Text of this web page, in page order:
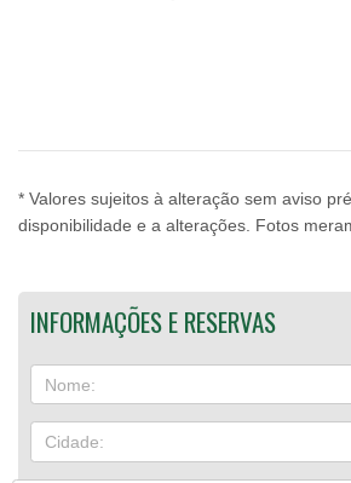
* Valores sujeitos à alteração sem aviso
disponibilidade e a alterações. Fotos
INFORMAÇÕES E RESERVAS